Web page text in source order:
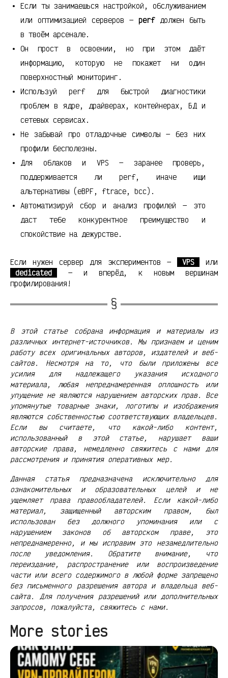
Если ты занимаешься настройкой, обслуживанием
или оптимизацией серверов — perfдолжен быть
в твоём арсенале.
Он прост в освоении, но при этом даёт
информацию, которую не покажет ни один
поверхностный мониторинг.
Используй perf для быстрой диагностики
проблем в ядре, драйверах, контейнерах, БД и
сетевых сервисах.
Не забывай про отладочные символы — без них
профили бесполезны.
Для облаков и VPS — заранее проверь,
поддерживается ли perf, иначе ищи
альтернативы (eBPF, ftrace, bcc).
Автоматизируй сбор и анализ профилей — это
даст тебе конкурентное преимущество и
спокойствие на дежурстве.
Если нужен сервер для экспериментов — VPS
или
dedicated
— и вперёд, к новым вершинам
профилирования!
В этой статье собрана информация и материалы из
различных интернет-источников. Мы признаем и ценим
работу всех оригинальных авторов, издателей и веб-
сайтов. Несмотря на то, что были приложены все
усилия для надлежащего указания исходного
материала, любая непреднамеренная оплошность или
упущение не являются нарушением авторских прав. Все
упомянутые товарные знаки, логотипы и изображения
являются собственностью соответствующих владельцев.
Если вы считаете, что какой-либо контент,
использованный в этой статье, нарушает ваши
авторские права, немедленно свяжитесь с нами для
рассмотрения и принятия оперативных мер.
Данная статья предназначена исключительно для
ознакомительных и образовательных целей и не
ущемляет права правообладателей. Если какой-либо
материал, защищенный авторским правом, был
использован без должного упоминания или с
нарушением законов об авторском праве, это
непреднамеренно, и мы исправим это незамедлительно
после уведомления. Обратите внимание, что
переиздание, распространение или воспроизведение
части или всего содержимого в любой форме запрещено
без письменного разрешения автора и владельца веб-
сайта. Для получения разрешений или дополнительных
запросов, пожалуйста, свяжитесь с нами.
More stories